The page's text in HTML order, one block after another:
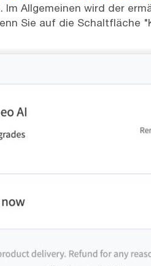
Allgemeinen wird der
Sie auf die Schaltfläche